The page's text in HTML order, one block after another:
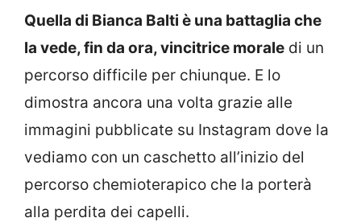
Quella di Bianca Balti è una battaglia che
la vede, fin da ora, vincitrice morale di un
percorso difficile per chiunque. E lo
dimostra ancora una volta grazie alle
immagini pubblicate su Instagram dove la
vediamo con un caschetto all’inizio del
percorso chemioterapico che la porterà
alla perdita dei capelli.